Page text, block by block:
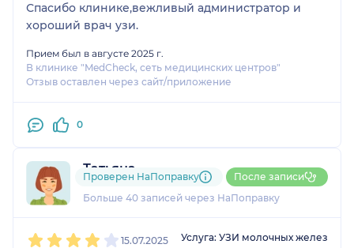
Спасибо клинике,вежливый администратор и
хороший врач узи.
Прием был в августе 2025 г.
В клинике "MedCheck, сеть медицинских центров"
Отзыв оставлен через сайт/приложение
0
Татьяна
8 отзывов и1 оценка
Больше 40 записей через НаПоправку
Проверен НаПоправку После записи
15.07.2025 Услуга: УЗИ молочных желез